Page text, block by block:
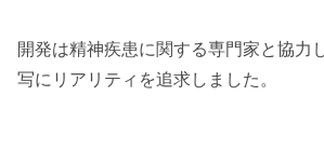
開発は精神疾患に関する専門家と協力
写にリアリティを追求しました。